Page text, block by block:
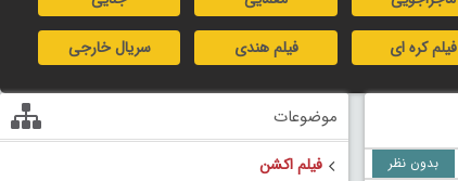
فیلم کره ای فیلم هندی سریال خارجی
بدون نظر
موضوعات
فیلم اکشن